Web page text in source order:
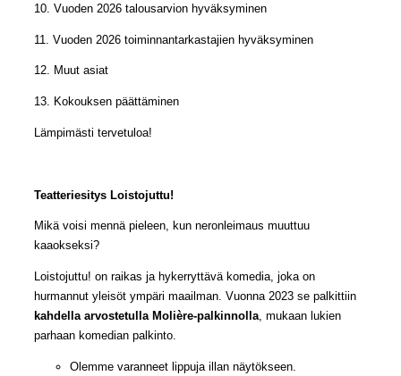
10. Vuoden 2026 talousarvion hyväksyminen
11. Vuoden 2026 toiminnantarkastajien hyväksyminen
12. Muut asiat
13. Kokouksen päättäminen
Lämpimästi tervetuloa!
Teatteriesitys Loistojuttu!
Mikä voisi mennä pieleen, kun neronleimaus muuttuu
kaaokseksi?
Loistojuttu! on raikas ja hykerryttävä komedia, joka on
hurmannut yleisöt ympäri maailman. Vuonna 2023 se palkittiin
kahdella arvostetulla Molière-palkinnolla, mukaan lukien
parhaan komedian palkinto.
Olemme varanneet lippuja illan näytökseen.